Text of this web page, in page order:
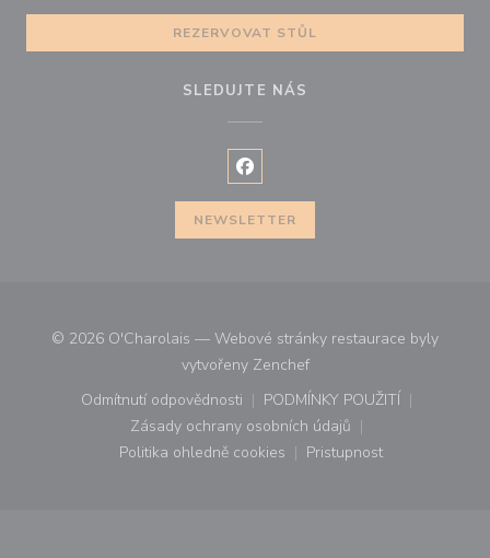
REZERVOVAT STŮL
SLEDUJTE NÁS
Facebook ((otevře se v novém
NEWSLETTER
© 2026 O'Charolais — Webové stránky restaurace byly
vytvořeny Zenchef((otevře se v novém okně))
Odmítnutí odpovědnosti
((otevře se v novém okně))
PODMÍNKY POUŽITÍ
((otevře se v novém
Zásady ochrany osobních údajů
((otevře se v novém okně))
Politika ohledně cookies
((otevře se v novém okně))
Pristupnost
((otevře se v novém